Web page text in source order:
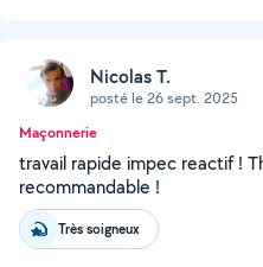
Nicolas T.
posté le 26 sept. 2025
Maçonnerie
travail rapide impec reactif !
recommandable !
Très soigneux